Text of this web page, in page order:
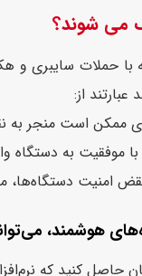
می شوند؟
حملات سایبری و هک
از:
ممکن است منجر به
به دستگاه
امنیت دستگاه‌ها،
حاصل کنید که